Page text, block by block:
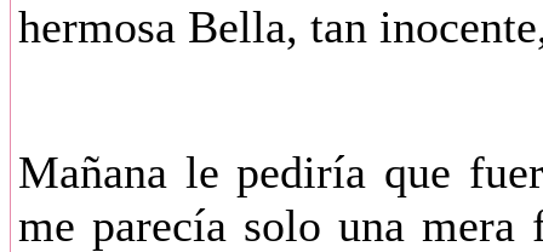
hermosa Bella, tan
Mañana le pediría que
me parecía solo una